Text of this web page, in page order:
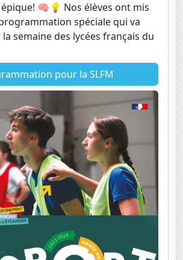
🧠💡 Nos élèves ont mis
spéciale qui va
semaine des lycées français du
pour la SLFM